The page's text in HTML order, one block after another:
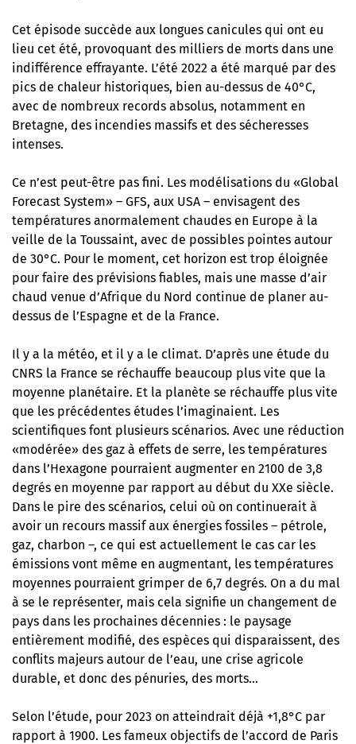
Cet épisode succède aux longues canicules qui ont eu
lieu cet été, provoquant des milliers de morts dans une
indifférence effrayante. L’été 2022 a été marqué par des
pics de chaleur historiques, bien au-dessus de 40°C,
avec de nombreux records absolus, notamment en
Bretagne, des incendies massifs et des sécheresses
intenses.
Ce n’est peut-être pas fini. Les modélisations du «Global
Forecast System» – GFS, aux USA – envisagent des
températures anormalement chaudes en Europe à la
veille de la Toussaint, avec de possibles pointes autour
de 30°C. Pour le moment, cet horizon est trop éloignée
pour faire des prévisions fiables, mais une masse d’air
chaud venue d’Afrique du Nord continue de planer au-
dessus de l’Espagne et de la France.
Il y a la météo, et il y a le climat. D’après une étude du
CNRS la France se réchauffe beaucoup plus vite que la
moyenne planétaire. Et la planète se réchauffe plus vite
que les précédentes études l’imaginaient. Les
scientifiques font plusieurs scénarios. Avec une réduction
«modérée» des gaz à effets de serre, les températures
dans l’Hexagone pourraient augmenter en 2100 de 3,8
degrés en moyenne par rapport au début du XXe siècle.
Dans le pire des scénarios, celui où on continuerait à
avoir un recours massif aux énergies fossiles – pétrole,
gaz, charbon –, ce qui est actuellement le cas car les
émissions vont même en augmentant, les températures
moyennes pourraient grimper de 6,7 degrés. On a du mal
à se le représenter, mais cela signifie un changement de
pays dans les prochaines décennies : le paysage
entièrement modifié, des espèces qui disparaissent, des
conflits majeurs autour de l’eau, une crise agricole
durable, et donc des pénuries, des morts…
Selon l’étude, pour 2023 on atteindrait déjà +1,8°C par
rapport à 1900. Les fameux objectifs de l’accord de Paris